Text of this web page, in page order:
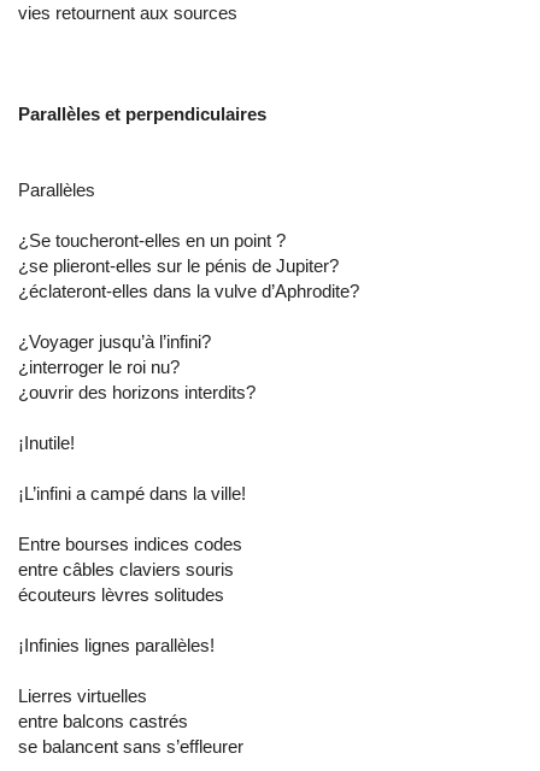
vies retournent aux sources
Parallèles et perpendiculaires
Parallèles
¿Se toucheront-elles en un point ?
¿se plieront-elles sur le pénis de Jupiter?
¿éclateront-elles dans la vulve d’Aphrodite?
¿Voyager jusqu’à l’infini?
¿interroger le roi nu?
¿ouvrir des horizons interdits?
¡Inutile!
¡L’infini a campé dans la ville!
Entre bourses indices codes
entre câbles claviers souris
écouteurs lèvres solitudes
¡Infinies lignes parallèles!
Lierres virtuelles
entre balcons castrés
se balancent sans s’effleurer